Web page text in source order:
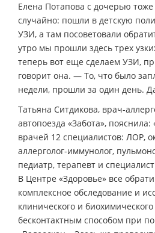
Елена Потапова с дочерью тоже
случайно: пошли в детскую
УЗИ, а там посоветовали
утро мы прошли здесь трех
теперь вот еще сделаем УЗИ,
говорит она. — То, что было
недели, прошли за один день.
Татьяна Ситдикова, врач-
автопоезда «Забота»,
врачей 12 специалистов: ЛОР,
аллерголог-иммунолог,
педиатр, терапевт и
В Центре «Здоровье» все
комплексное обследование и
клинического и
бесконтактным способом при